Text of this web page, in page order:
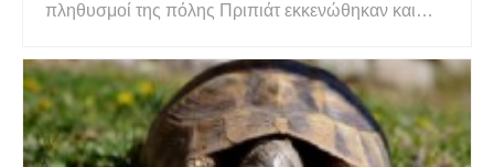
πληθυσμοί της πόλης Πριπιάτ εκκενώθηκαν και
μήκους 30 χιλιομέτρων δεν είναι ακόμα ασφαλής
για τους ανθρώπους. Θα μπορέσουμε ποτέ να
επιστρέψουμε; Εξετάζουμε πώς προσαρμό